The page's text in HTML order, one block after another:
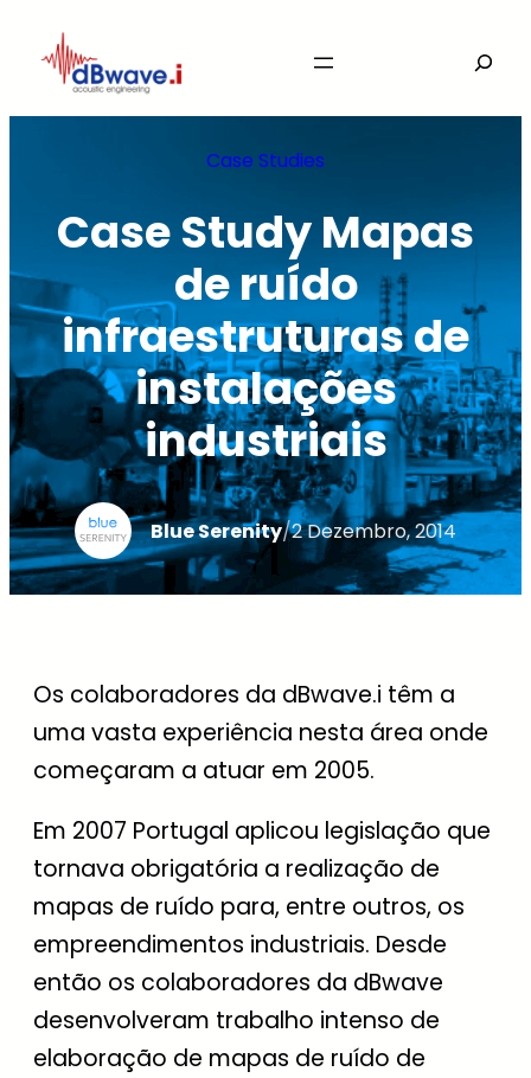
Saltar
para
Search
Case Studies
Case Study Mapas
de ruído
infraestruturas de
instalações
industriais
Blue Serenity/2 Dezembro, 2014
Os colaboradores da dBwave.i têm a
uma vasta experiência nesta área onde
começaram a atuar em 2005.
Em 2007 Portugal aplicou legislação que
tornava obrigatória a realização de
mapas de ruído para, entre outros, os
empreendimentos industriais. Desde
então os colaboradores da dBwave
desenvolveram trabalho intenso de
elaboração de mapas de ruído de